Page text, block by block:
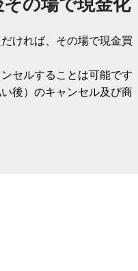
ければ、その場で現金買
セルすることは可能です
後）のキャンセル及び商